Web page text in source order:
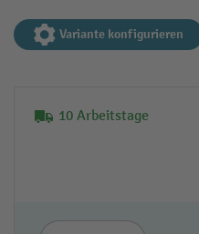
Variante konfigurieren
10 Arbeitstage